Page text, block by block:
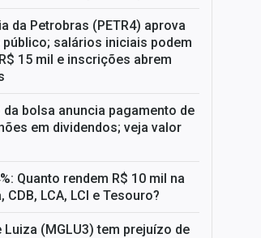
da Petrobras (PETR4) aprova
salários iniciais podem
15 mil e inscrições abrem
da bolsa anuncia pagamento de
em dividendos; veja valor
Quanto rendem R$ 10 mil na
CDB, LCA, LCI e Tesouro?
Luiza (MGLU3) tem prejuízo de